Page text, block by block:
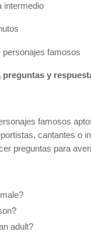
intermedio
personajes famosos
preguntas y
famosos
cantantes o
preguntas para
adult?